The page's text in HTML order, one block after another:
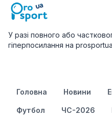
У разі повного або
гіперпосилання на
Головна Новини
Футбол ЧС-2026